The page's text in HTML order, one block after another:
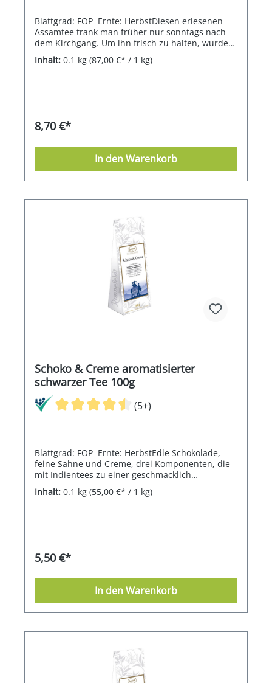
Blattgrad: FOP Ernte: HerbstDiesen erlesenen
Assamtee trank man früher nur sonntags nach
dem Kirchgang. Um ihn frisch zu halten, wurde
er mit einer Vanilleschote aufbewahrt.
Inhalt: 0.1 kg (87,00 €* / 1 kg)
8,70 €*
In den Warenkorb
Schoko & Creme aromatisierter
schwarzer Tee 100g
(5+)
Blattgrad: FOP Ernte: HerbstEdle Schokolade,
feine Sahne und Creme, drei Komponenten, die
mit Indientees zu einer geschmacklich
vollmundigen Einheit werden.
Inhalt: 0.1 kg (55,00 €* / 1 kg)
5,50 €*
In den Warenkorb